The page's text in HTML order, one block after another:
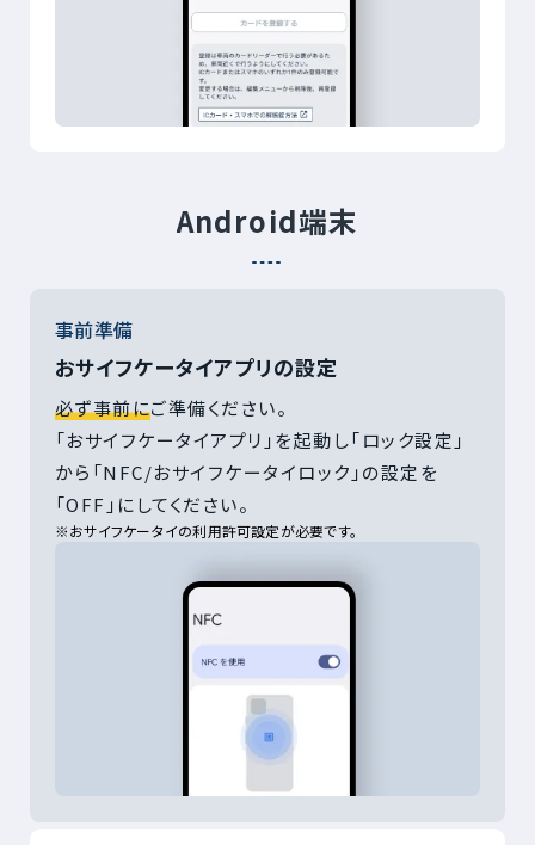
Android端末
事前準備
おサイフケータイアプリの設定
必ず事前にご準備ください。
「おサイフケータイアプリ」を起動し「ロック設定」
から「NFC/おサイフケータイロック」の設定を
「OFF」にしてください。
※おサイフケータイの利用許可設定が必要です。